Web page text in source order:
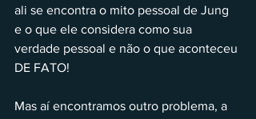
ali se encontra o mito pessoal de Jung
e o que ele considera como sua
verdade pessoal e não o que aconteceu
DE FATO!
Mas aí encontramos outro problema, a